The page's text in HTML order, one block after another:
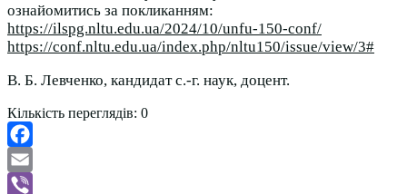
ознайомитись за покликанням:
https://ilspg.nltu.edu.ua/2024/10/unfu-150-conf/
https://conf.nltu.edu.ua/index.php/nltu150/issue/view/3#
В. Б. Левченко, кандидат с.-г. наук, доцент.
Кількість переглядів: 0
Facebook
Email